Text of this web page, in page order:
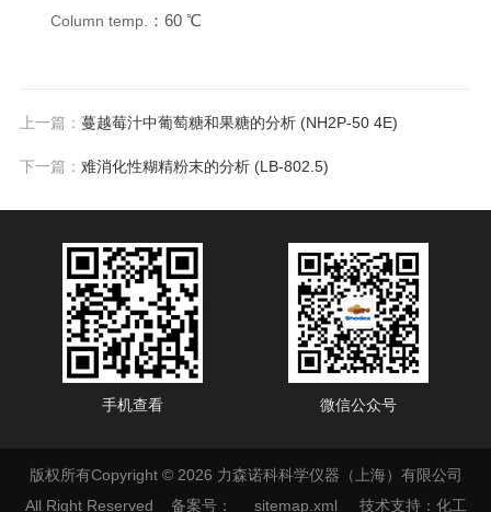
Column temp. ： 60 ℃
上一篇： 蔓越莓汁中葡萄糖和果糖的分析 (NH2P-50 4E)
下一篇： 难消化性糊精粉末的分析 (LB-802.5)
手机查看 微信公众号
版权所有Copyright © 2026 力森诺科科学仪器（上海）有限公司
All Right Reserved 备案号： sitemap.xml 技术支持： 化工